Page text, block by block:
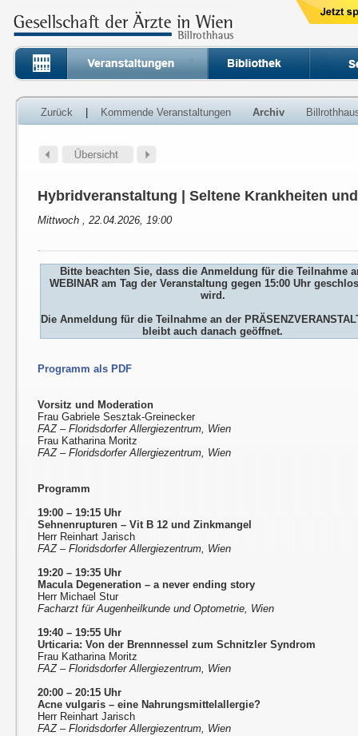
Zurück Kommende Veranstaltungen Archiv
Hybridveranstaltung | Seltene Krankheiten
Mittwoch , 22.04.2026, 19:00
Bitte beachten Sie, dass die Anmeldung für die Teilnahme
WEBINAR am Tag der Veranstaltung gegen 15:00 Uhr
wird.
Die Anmeldung für die Teilnahme an der
bleibt auch danach geöffnet.
Programm als PDF
Vorsitz und Moderation
Frau Gabriele Sesztak-Greinecker
FAZ – Floridsdorfer Allergiezentrum, Wien
Frau Katharina Moritz
FAZ – Floridsdorfer Allergiezentrum, Wien
Programm
19:00 – 19:15 Uhr
Sehnenrupturen– Vit B 12 und Zinkmangel
Herr Reinhart Jarisch
FAZ – Floridsdorfer Allergiezentrum, Wien
19:20 – 19:35 Uhr
Macula Degeneration – a never ending story
Herr Michael Stur
Facharzt für Augenheilkunde und Optometrie, Wien
19:40 – 19:55 Uhr
Urticaria: Von der Brennnessel zum Schnitzler Syndrom
Frau Katharina Moritz
FAZ – Floridsdorfer Allergiezentrum, Wien
20:00 – 20:15 Uhr
Acne vulgaris– eine Nahrungsmittelallergie?
Herr Reinhart Jarisch
FAZ – Floridsdorfer Allergiezentrum, Wien